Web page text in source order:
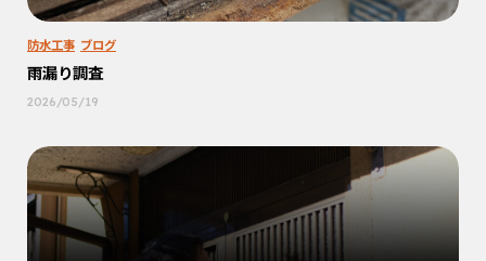
防水工事 ブログ
雨漏り調査
2026/05/19